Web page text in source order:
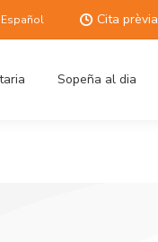
Español Cita prèvia
Sopeña al dia